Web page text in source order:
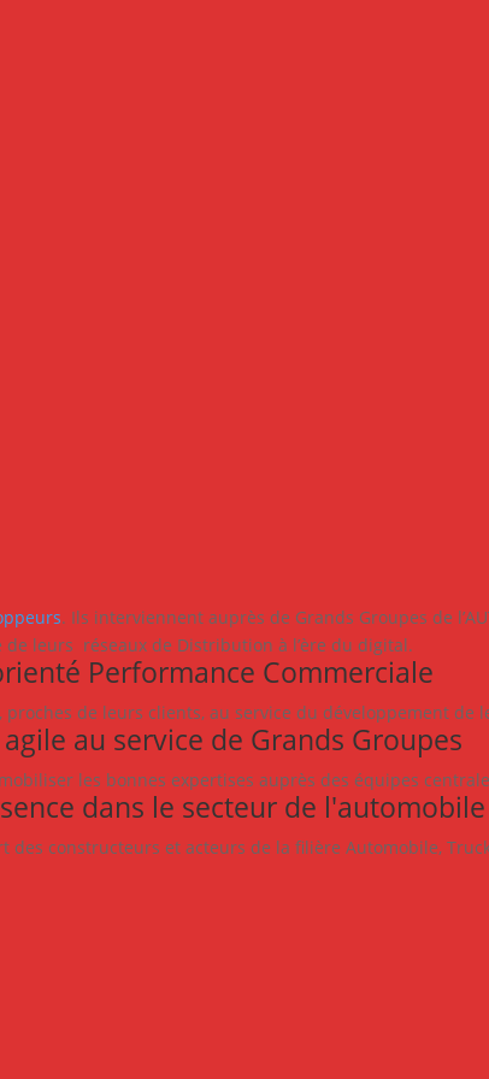
. Ils interviennent auprès de Grands Groupes de
de leurs réseaux de Distribution à l’ère du digital.
Performance Commerciale
de leurs clients, au service du développement de
au service de Grands Groupes
les bonnes expertises auprès des équipes
dans le secteur de l'automobile
des constructeurs et acteurs de la filière Automobile,